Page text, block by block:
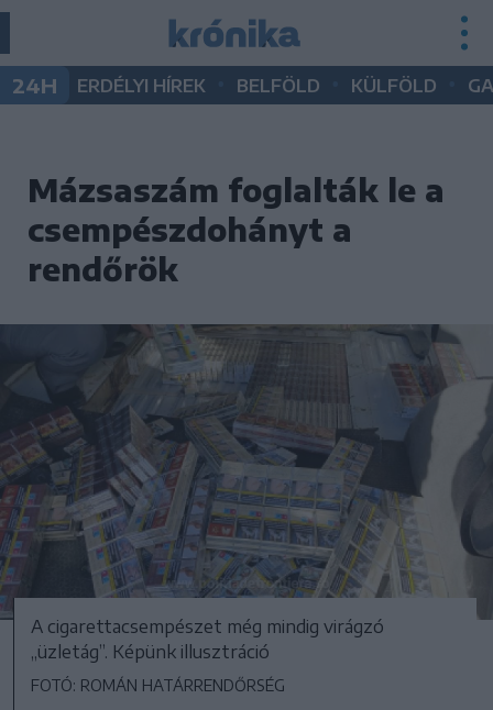
24H ERDÉLYI HÍREK BELFÖLD KÜLFÖLD
Mázsaszám foglalták le a
csempészdohányt a
rendőrök
A cigarettacsempészet még mindig virágzó
„üzletág”. Képünk illusztráció
FOTÓ: ROMÁN HATÁRRENDŐRSÉG